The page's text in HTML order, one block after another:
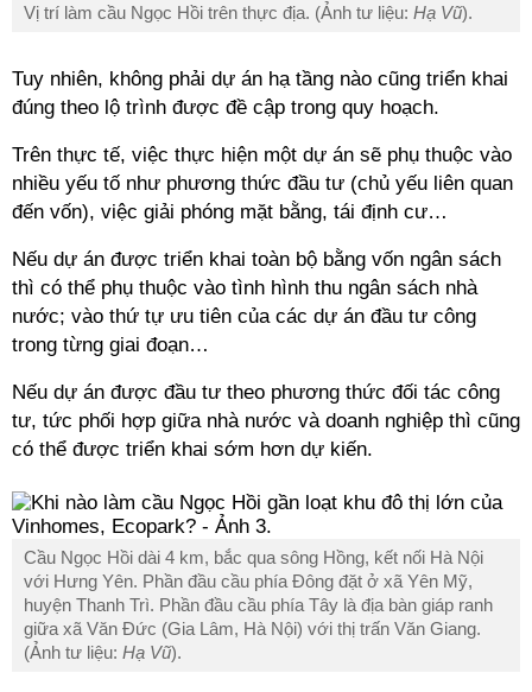
Vị trí làm cầu Ngọc Hồi trên thực địa. (Ảnh tư liệu: Hạ Vũ).
Tuy nhiên, không phải dự án hạ tầng nào cũng triển khai
đúng theo lộ trình được đề cập trong quy hoạch.
Trên thực tế, việc thực hiện một dự án sẽ phụ thuộc vào
nhiều yếu tố như phương thức đầu tư (chủ yếu liên quan
đến vốn), việc giải phóng mặt bằng, tái định cư…
Nếu dự án được triển khai toàn bộ bằng vốn ngân sách
thì có thể phụ thuộc vào tình hình thu ngân sách nhà
nước; vào thứ tự ưu tiên của các dự án đầu tư công
trong từng giai đoạn…
Nếu dự án được đầu tư theo phương thức đối tác công
tư, tức phối hợp giữa nhà nước và doanh nghiệp thì cũng
có thể được triển khai sớm hơn dự kiến.
Cầu Ngọc Hồi dài 4 km, bắc qua sông Hồng, kết nối Hà Nội
với Hưng Yên. Phần đầu cầu phía Đông đặt ở xã Yên Mỹ,
huyện Thanh Trì. Phần đầu cầu phía Tây là địa bàn giáp ranh
giữa xã Văn Đức (Gia Lâm, Hà Nội) với thị trấn Văn Giang.
(Ảnh tư liệu: Hạ Vũ).